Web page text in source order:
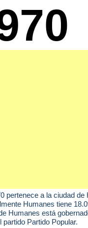
pertenece a la ciudad de
Humanes tiene
Humanes está
partido Partido Popular.